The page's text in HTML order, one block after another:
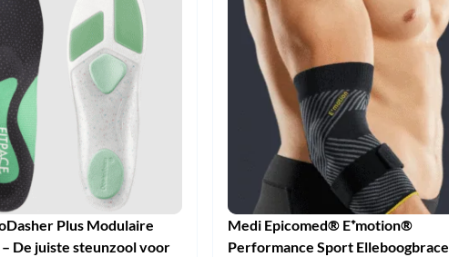
Plus Modulaire
De juiste steunzool voor
Medi Epicomed® E⁺motion®
Performance Sport Elleboogbrace